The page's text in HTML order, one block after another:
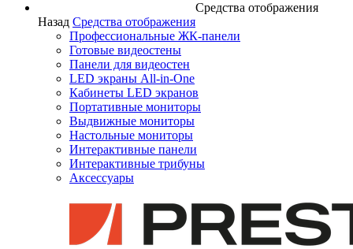
Средства отображения
Назад Средства отображения
Профессиональные ЖК-панели
Готовые видеостены
Панели для видеостен
LED экраны All-in-One
Кабинеты LED экранов
Портативные мониторы
Выдвижные мониторы
Настольные мониторы
Интерактивные панели
Интерактивные трибуны
Аксессуары